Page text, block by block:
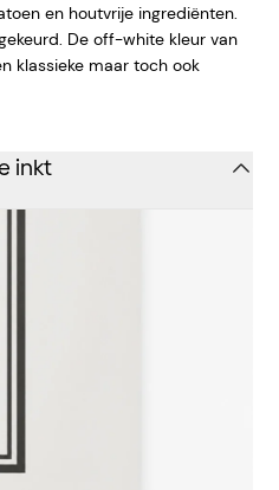
en houtvrije ingrediënten.
De off-white kleur van
klassieke maar toch ook
inkt